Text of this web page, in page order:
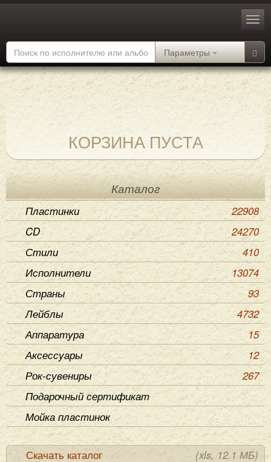
Параметры
КОРЗИНА ПУСТА
Каталог
Пластинки
22908
CD
24270
Стили
410
Исполнители
13074
Страны
93
Лейблы
4732
Аппаратура
15
Аксессуары
12
Рок-сувениры
267
Подарочный сертификат
Мойка пластинок
Скачать каталог (xls, 12.1 МБ)